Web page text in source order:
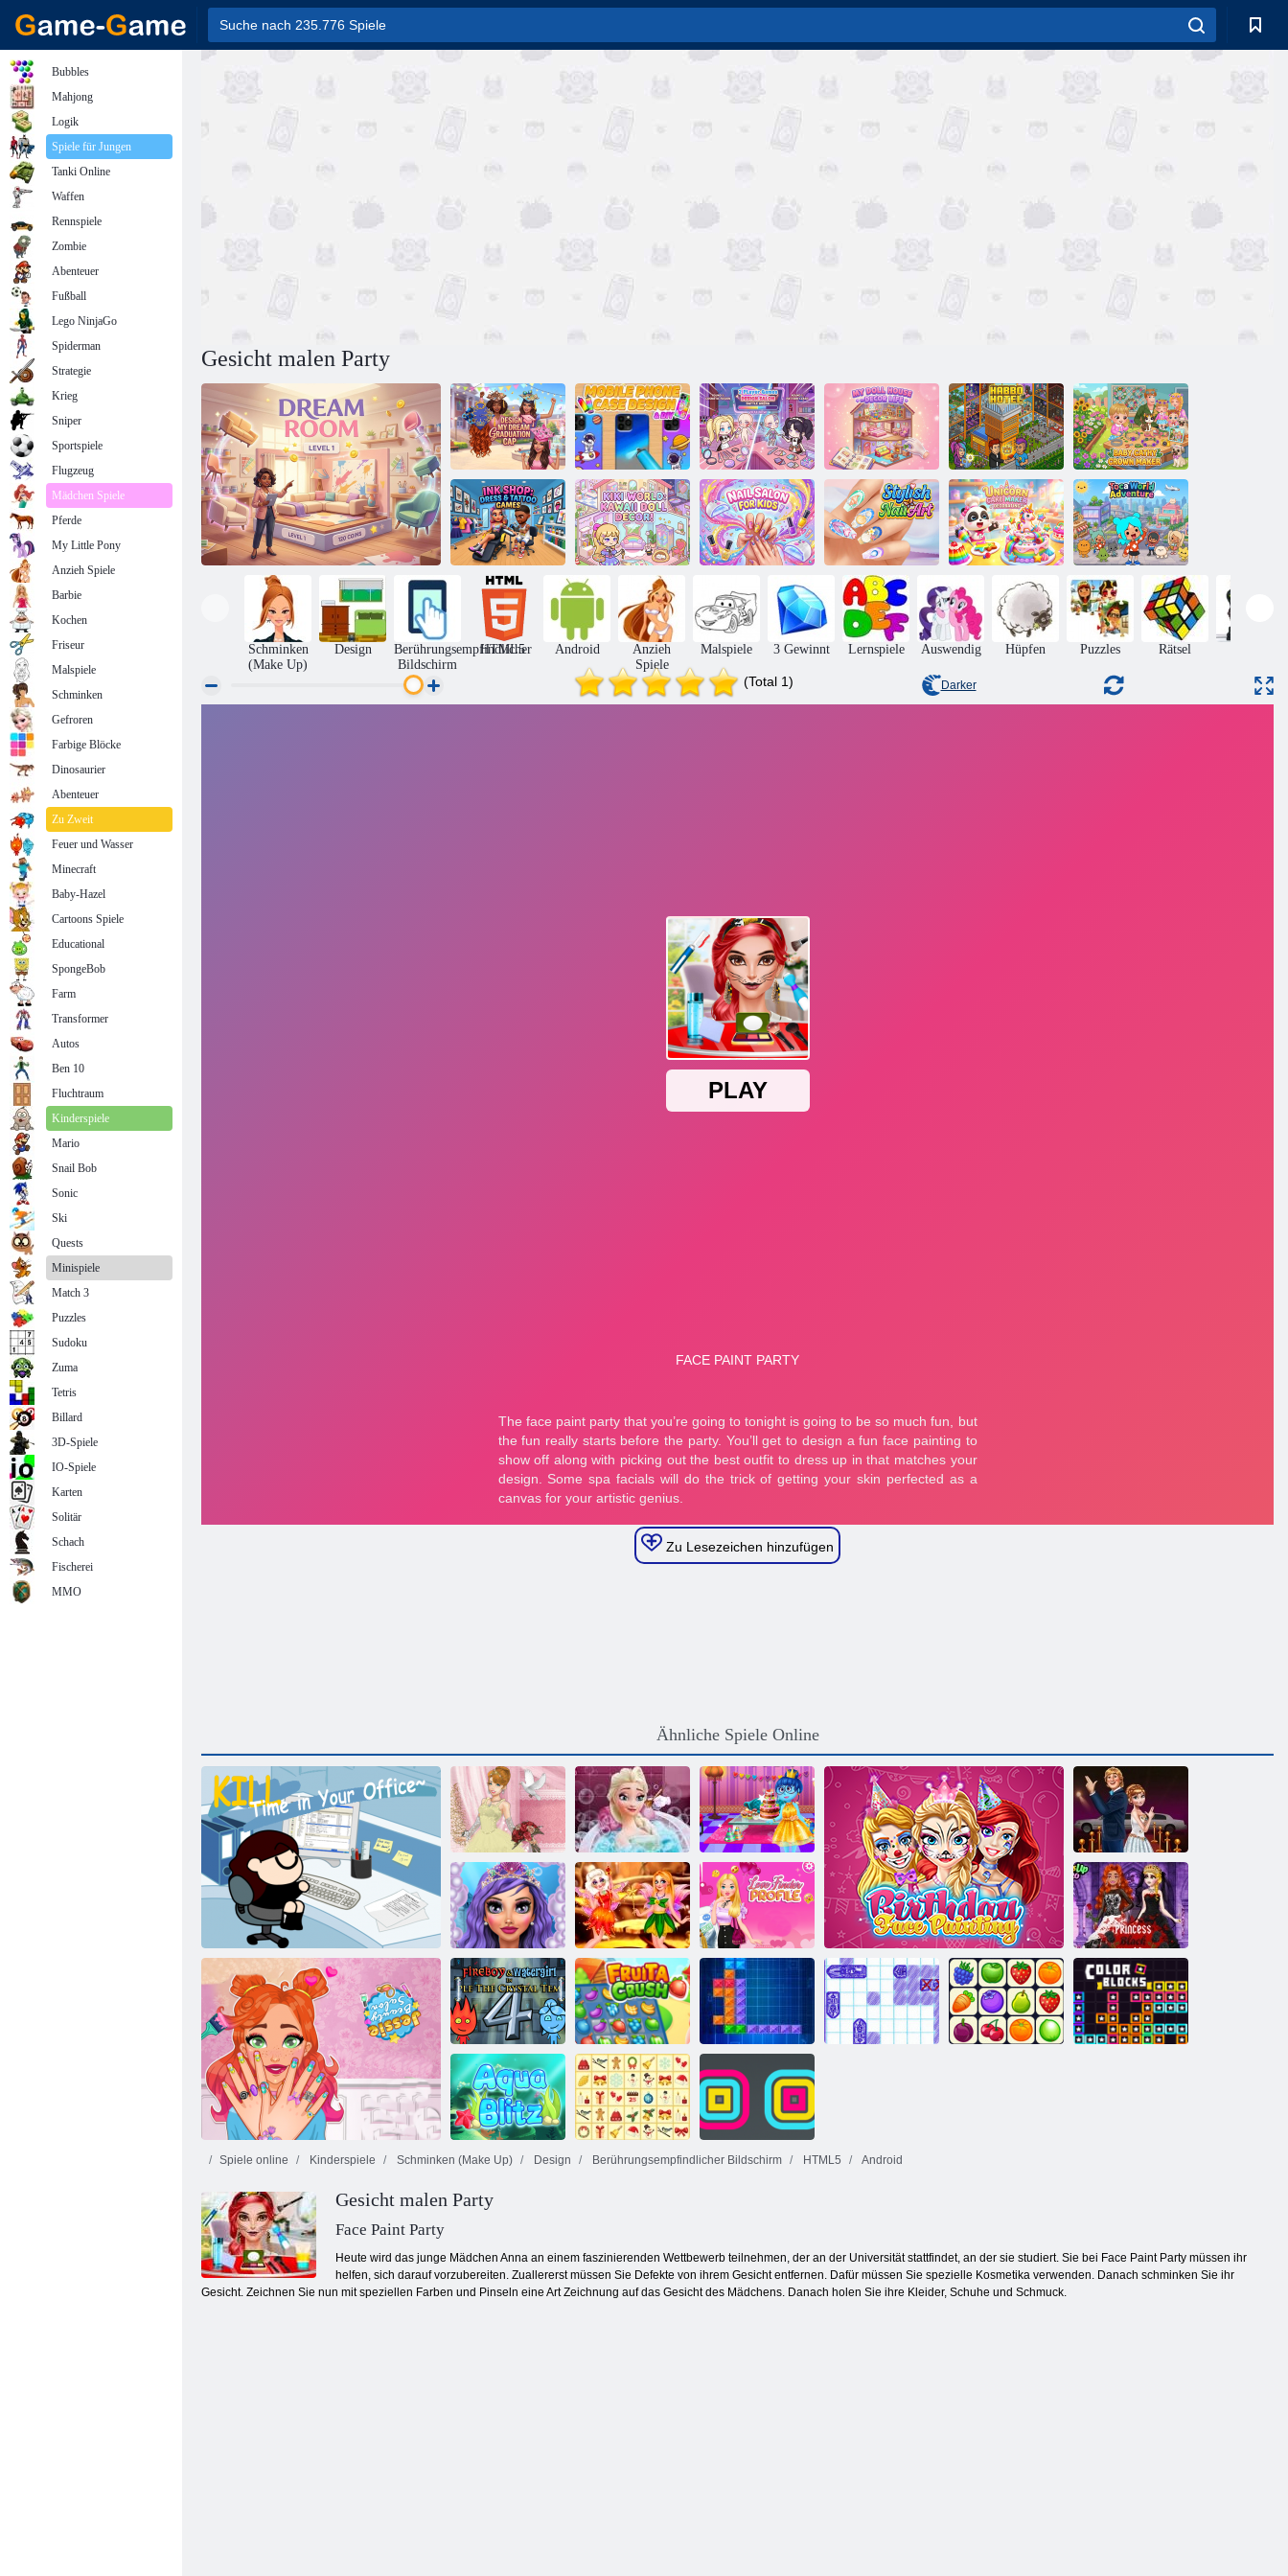
Gesicht malen Party
Entwerfen Sie
meine Traum-
Abschlusskappe
Design und DIY
von
Handyhüllen
2-Spieler-Spiele
Design Salon
Mein
Puppenhaus -
Decor Life
Habbo Hotel
Baby Cathy
Ep52: Crown
Maker
Ink Shop:
Kleidungs - und
Tattoo-Spiele
Kiki World:
Kawaii-
Puppendekor!
Nagelstudio für
Stilvolle
Nagelkunst
Einhorn-
Kuchenmacher-
Dekoration
Toca-
Weltabenteuer
Schminken
(Make Up)
Design
Berührungsempfindlicher
Bildschirm
HTML5 Android
Anzieh
Spiele
Malspiele 3 Gewinnt Lernspiele Auswendig Hüpfen Puzzles Rätsel
(Total 1) Darker
Zu Lesezeichen hinzufügen
Ähnliche Spiele Online
Töten Zeit im Büro
Hochzeitslilie 2
Elsa
Schönheitsbad
Innere heraus
Geburtstagsfeier
Rote
Teppichsterne
Meerjungfrauen
Makeup Salon
Märchen Feen
Liebe Finder
Profil
Prinzessin
Schwarzes
Hochzeitskleid
Feuer und
Wasser 4:
Kristalltempel
Fruita Crush Ten Trix
Aqua Blitz
Spiele online Kinderspiele Schminken (Make Up) Design Berührungsempfindlicher Bildschirm HTML5 Android
Gesicht malen Party
Face Paint Party
Heute wird das junge Mädchen Anna an einem faszinierenden Wettbewerb teilnehmen, der an der Universität stattfindet, an der sie studiert. Sie bei Face Paint Party müssen ihr
helfen, sich darauf vorzubereiten. Zuallererst müssen Sie Defekte von ihrem Gesicht entfernen. Dafür müssen Sie spezielle Kosmetika verwenden. Danach schminken Sie ihr
Gesicht. Zeichnen Sie nun mit speziellen Farben und Pinseln eine Art Zeichnung auf das Gesicht des Mädchens. Danach holen Sie ihre Kleider, Schuhe und Schmuck.
Bubbles
Mahjong
Logik
Spiele für Jungen
Tanki Online
Waffen
Rennspiele
Zombie
Abenteuer
Fußball
Lego NinjaGo
Spiderman
Strategie
Krieg
Sniper
Sportspiele
Flugzeug
Mädchen Spiele
Pferde
My Little Pony
Anzieh Spiele
Barbie
Kochen
Friseur
Malspiele
Schminken
Gefroren
Farbige Blöcke
Dinosaurier
Abenteuer
Zu Zweit
Feuer und Wasser
Minecraft
Baby-Hazel
Cartoons Spiele
Educational
SpongeBob
Farm
Transformer
Autos
Ben 10
Fluchtraum
Kinderspiele
Mario
Snail Bob
Sonic
Ski
Quests
Minispiele
Match 3
Puzzles
Sudoku
Zuma
Tetris
Billard
3D-Spiele
IO-Spiele
Karten
Solitär
Schach
Fischerei
MMO